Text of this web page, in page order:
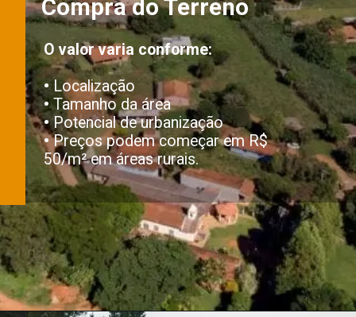
O valor varia conforme:
• Localização
•Tamanho da área
•Potencial de urbanização
•Preços podem começar em R$
50/m² em áreas rurais.
Compra do Terreno